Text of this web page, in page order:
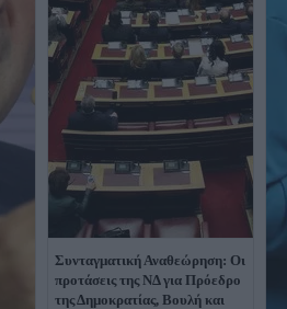
Συνταγματική Αναθεώρηση: Οι
προτάσεις της ΝΔ για Πρόεδρο
της Δημοκρατίας, Βουλή και